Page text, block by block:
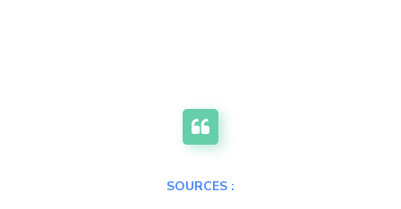
SOURCES :